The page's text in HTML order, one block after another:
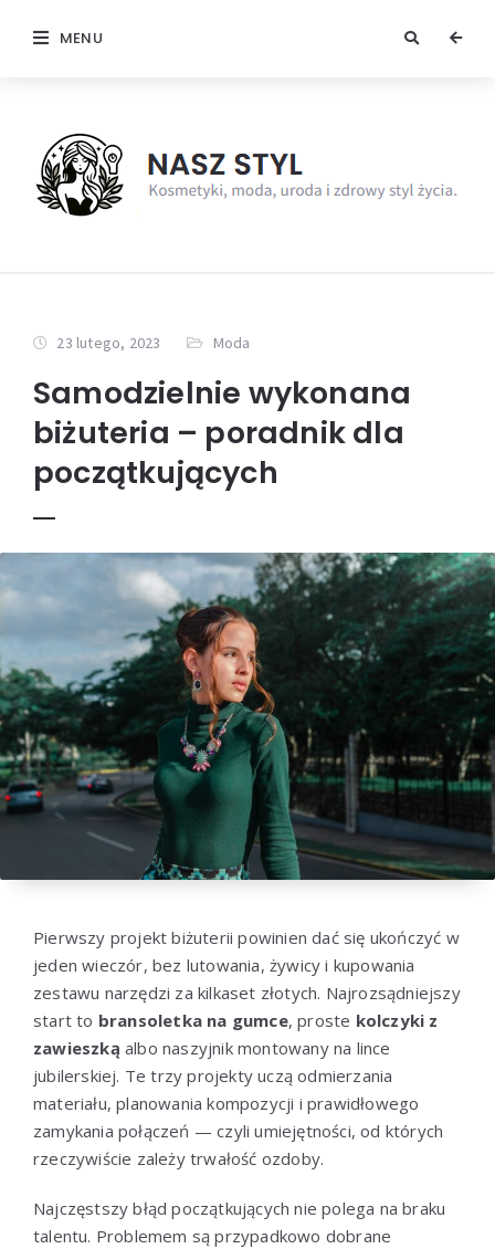
MENU
23 lutego, 2023 Moda
Samodzielnie wykonana
biżuteria – poradnik dla
początkujących
Pierwszy projekt biżuterii powinien dać się ukończyć w
jeden wieczór, bez lutowania, żywicy i kupowania
zestawu narzędzi za kilkaset złotych. Najrozsądniejszy
start to bransoletka na gumce, proste kolczyki z
zawieszką albo naszyjnik montowany na lince
jubilerskiej. Te trzy projekty uczą odmierzania
materiału, planowania kompozycji i prawidłowego
zamykania połączeń — czyli umiejętności, od których
rzeczywiście zależy trwałość ozdoby.
Najczęstszy błąd początkujących nie polega na braku
talentu. Problemem są przypadkowo dobrane